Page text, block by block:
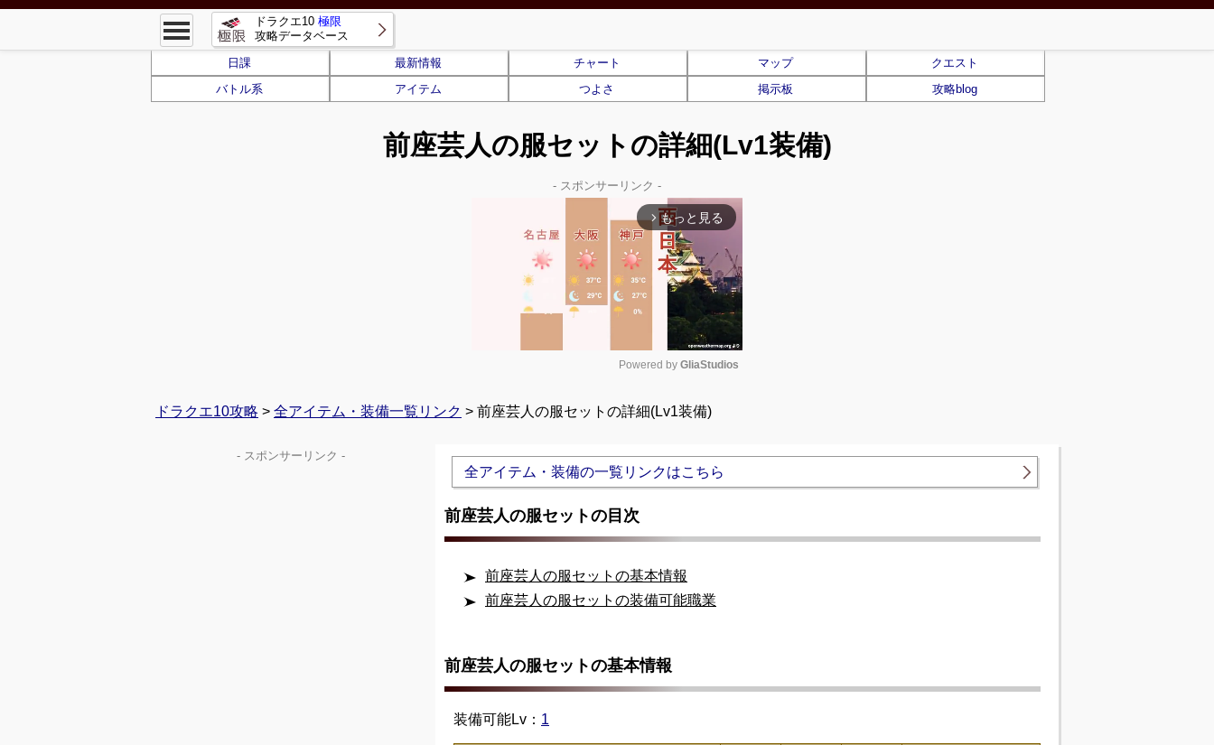
ドラクエ10 極限
攻略データベース
日課
最新情報 チャート マップ
クエスト
バトル系
アイテム つよさ 掲示板 攻略blog
前座芸人の服セットの詳細(Lv1装備)
- スポンサーリンク -
arrow_forward_ios もっと見る
Unmute
Powered by GliaStudios
ドラクエ10攻略 > 全アイテム・装備一覧リンク > 前座芸人の服セットの詳細(Lv1装備)
全アイテム・装備の一覧リンクはこちら
前座芸人の服セットの目次
前座芸人の服セットの基本情報
前座芸人の服セットの装備可能職業
前座芸人の服セットの基本情報
装備可能Lv： 1
- スポンサーリンク -